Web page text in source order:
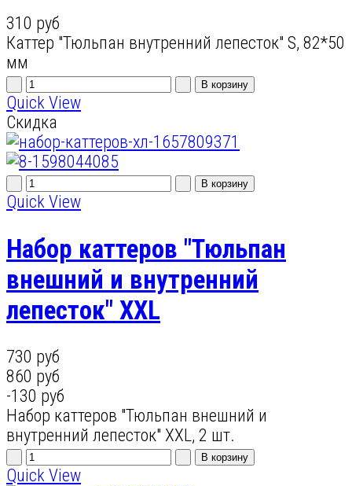
310 руб
Каттер "Тюльпан внутренний лепесток" S, 82*50
мм
Quick View
Скидка
Quick View
Набор каттеров "Тюльпан
внешний и внутренний
лепесток" XXL
730 руб
860 руб
-130 руб
Набор каттеров "Тюльпан внешний и
внутренний лепесток" XXL, 2 шт.
Quick View